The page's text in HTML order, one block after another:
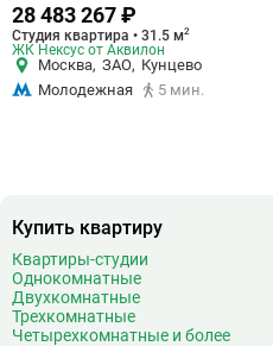
28 483 267 ₽
Студия квартира • 31.5 м2
ЖК Нексус от Аквилон
Москва, ЗАО, Кунцево
Молодежная
5 мин.
Купить квартиру
Квартиры-студии
Однокомнатные
Двухкомнатные
Трехкомнатные
Четырехкомнатные и более